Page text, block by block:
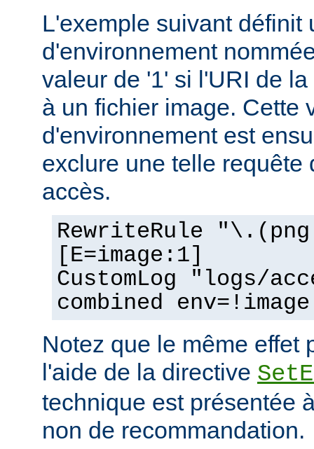
L'exemple suivant définit
d'environnement
valeur de '1' si l'URI de
à un fichier image. Cette
d'environnement est
exclure une telle requête
accès.
RewriteRule
[E=image:1]
CustomLog "logs/
combined env=!image
Notez que le même effet
l'aide de la directive
technique est présentée
non de recommandation.